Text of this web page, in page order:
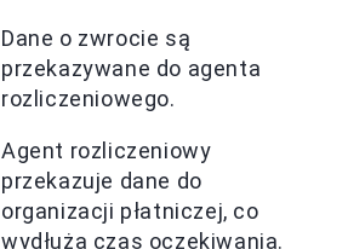
Dane o zwrocie są
przekazywane do agenta
rozliczeniowego.
Agent rozliczeniowy
przekazuje dane do
organizacji płatniczej, co
wydłuża czas oczekiwania.